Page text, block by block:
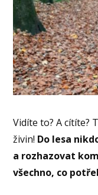
Vidíte to? A cítíte?
živin! Do lesa
a rozhazovat
všechno, co